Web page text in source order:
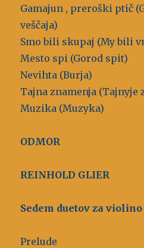
Gamajun , preroški ptič
veščaja)
Smo bili skupaj (My bili
Mesto spi (Gorod spit)
Nevihta (Burja)
Tajna znamenja (Tajnyje
Muzika (Muzyka)
ODMOR
REINHOLD GLIER
Sedem duetov za
Prelude